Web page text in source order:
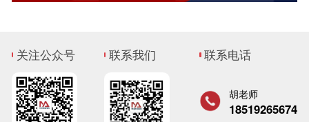
关注公众号 联系我们 联系电话
胡老师
18519265674